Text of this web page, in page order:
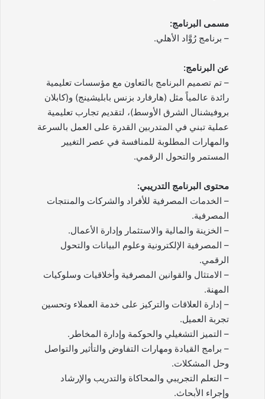
مسمى البرنامج:
– برنامج رُوَّاد الأهلي.
عن البرنامج:
– تم تصميم البرنامج بالتعاون مع مؤسسات تعليمية
رائدة عالمياً مثل (هارفارد بزنس بابليشينج) و(كابلان
بروفيشنال الشرق الأوسط)، لتقديم تجارب تعليمية
عملية تبني في المتدربين القدرة على العمل بالسرعة
والمهارات المطلوبة للمنافسة في عصر التغيير
المستمر والتحول الرقمي.
محتوى البرنامج التدريبي:
– الخدمات المصرفية للأفراد والشركات والمنتجات
المصرفية.
– الخزينة والمالية والاستثمار وإدارة الأعمال.
– المصرفية الإلكترونية وعلوم البيانات والتحول
الرقمي.
– الامتثال والقوانين المصرفية وأخلاقيات وسلوكيات
المهنة.
– إدارة العلاقات والتركيز على خدمة العملاء وتحسين
تجربة العميل.
– التميز التشغيلي والحوكمة وإدارة المخاطر.
– برامج القيادة ومهارات التفاوض والتأثير والتواصل
وحل المشكلات.
– التعلم التجريبي والمحاكاة والتدريب والإرشاد
وإجراء الأبحاث.